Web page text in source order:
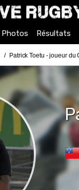
Photos Résultats
Patrick Toetu - joueur du